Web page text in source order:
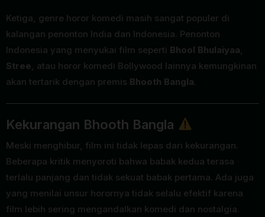
Ketiga, genre horor komedi masih sangat populer di
kalangan penonton India dan Indonesia. Penonton
Indonesia yang menyukai film seperti Bhool Bhulaiyaa,
Stree, atau horor komedi Bollywood lainnya kemungkinan
akan tertarik dengan premis Bhooth Bangla.
Kekurangan Bhooth Bangla
Meski menghibur, film ini tidak lepas dari kekurangan.
Beberapa kritik menyoroti bahwa babak kedua terasa
terlalu panjang dan tidak sekuat babak pertama. Ada juga
yang menilai unsur horornya tidak selalu efektif karena
film lebih sering mengandalkan komedi dan nostalgia.